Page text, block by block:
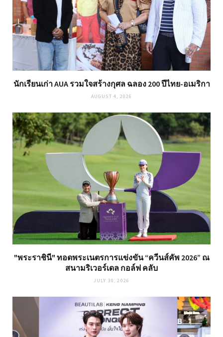
นักเรียนเก่า AUA รวมใจสร้างกุศล ฉลอง 200 ปีไทย-อเมริกา
AUGUST 4, 2026
"พระราชินี" ทอดพระเนตรการแข่งขัน “ควีนส์คัพ 2026” ณ
สนามริเวอร์เดล กอล์ฟ คลับ
JULY 30, 2026